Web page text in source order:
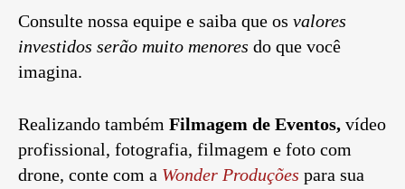
Consulte nossa equipe e saiba que os valores
investidos serão muito menores do que você
imagina.
Realizando também Filmagem de Eventos, vídeo
profissional, fotografia, filmagem e foto com
drone, conte com a Wonder Produções para sua